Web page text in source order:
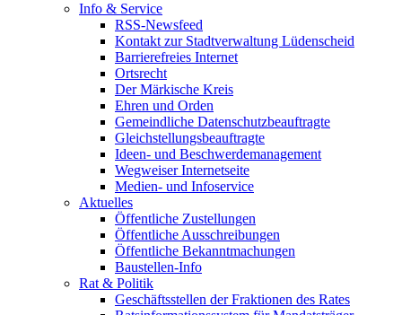
Info & Service
RSS-Newsfeed
Kontakt zur Stadtverwaltung Lüdenscheid
Barrierefreies Internet
Ortsrecht
Der Märkische Kreis
Ehren und Orden
Gemeindliche Datenschutzbeauftragte
Gleichstellungsbeauftragte
Ideen- und Beschwerdemanagement
Wegweiser Internetseite
Medien- und Infoservice
Aktuelles
Öffentliche Zustellungen
Öffentliche Ausschreibungen
Öffentliche Bekanntmachungen
Baustellen-Info
Rat & Politik
Geschäftsstellen der Fraktionen des Rates